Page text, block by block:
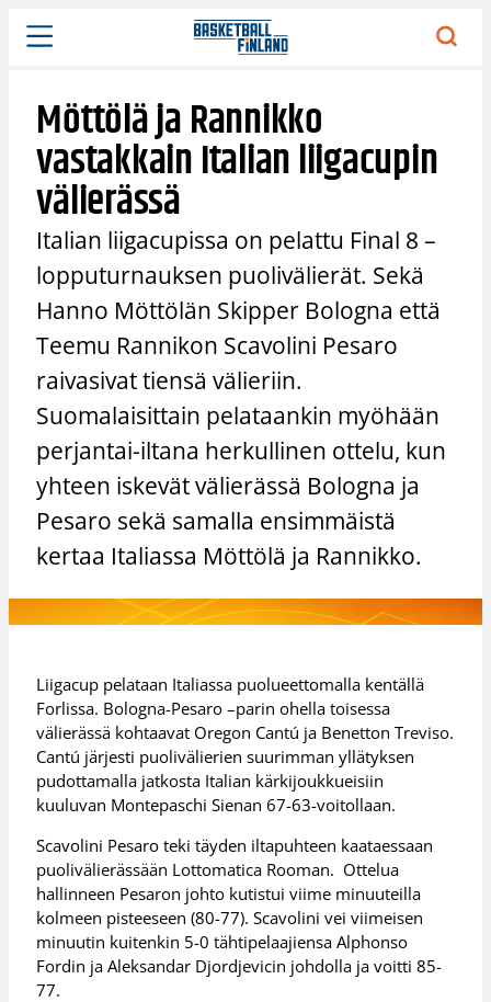
Siirry
sisältöön
Möttölä ja Rannikko
vastakkain Italian liigacupin
välierässä
Italian liigacupissa on pelattu Final 8 –
lopputurnauksen puolivälierät. Sekä
Hanno Möttölän Skipper Bologna että
Teemu Rannikon Scavolini Pesaro
raivasivat tiensä välieriin.
Suomalaisittain pelataankin myöhään
perjantai-iltana herkullinen ottelu, kun
yhteen iskevät välierässä Bologna ja
Pesaro sekä samalla ensimmäistä
kertaa Italiassa Möttölä ja Rannikko.
Liigacup pelataan Italiassa puolueettomalla kentällä
Forlissa. Bologna-Pesaro –parin ohella toisessa
välierässä kohtaavat Oregon Cantú ja Benetton Treviso.
Cantú järjesti puolivälierien suurimman yllätyksen
pudottamalla jatkosta Italian kärkijoukkueisiin
kuuluvan Montepaschi Sienan 67-63-voitollaan.
Scavolini Pesaro teki täyden iltapuhteen kaataessaan
puolivälierässään Lottomatica Rooman. Ottelua
hallinneen Pesaron johto kutistui viime minuuteilla
kolmeen pisteeseen (80-77). Scavolini vei viimeisen
minuutin kuitenkin 5-0 tähtipelaajiensa Alphonso
Fordin ja Aleksandar Djordjevicin johdolla ja voitti 85-
77.